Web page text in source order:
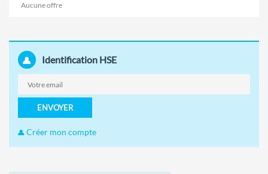
Aucune offre
Identification HSE
ENVOYER
Créer mon compte